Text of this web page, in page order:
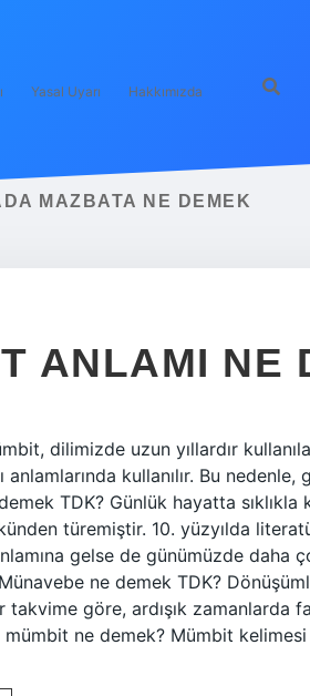
Yasal Uyarı Hakkımızda
MAZBATA NE DEMEK
ANLAMI NE
dilimizde uzun yıllardır
anlamlarında kullanılır. Bu
TDK? Günlük hayatta
türemiştir. 10. yüzyılda
gelse de günümüzde daha
ne demek TDK?
takvime göre, ardışık
mümbit ne demek? Mümbit